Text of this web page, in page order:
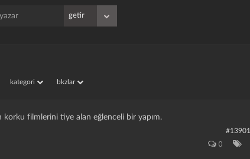
kategori bkzlar
filmlerini tiye alan eğlenceli bir yapım.
#13901
0